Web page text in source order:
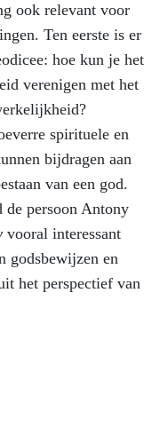
ook relevant voor
Ten eerste is er
hoe kun je het
verenigen met het
spirituele en
bijdragen aan
van een god.
de persoon Antony
vooral interessant
godsbewijzen en
het perspectief van